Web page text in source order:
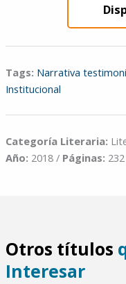
Tags: Narrativa
Institucional
Categoría Literaria:
Año: 2018 / Páginas:
Otros títulos
Interesar